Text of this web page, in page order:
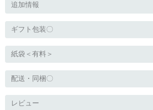
追加情報
ギフト包装〇
紙袋＜有料＞
配送・同梱〇
レビュー